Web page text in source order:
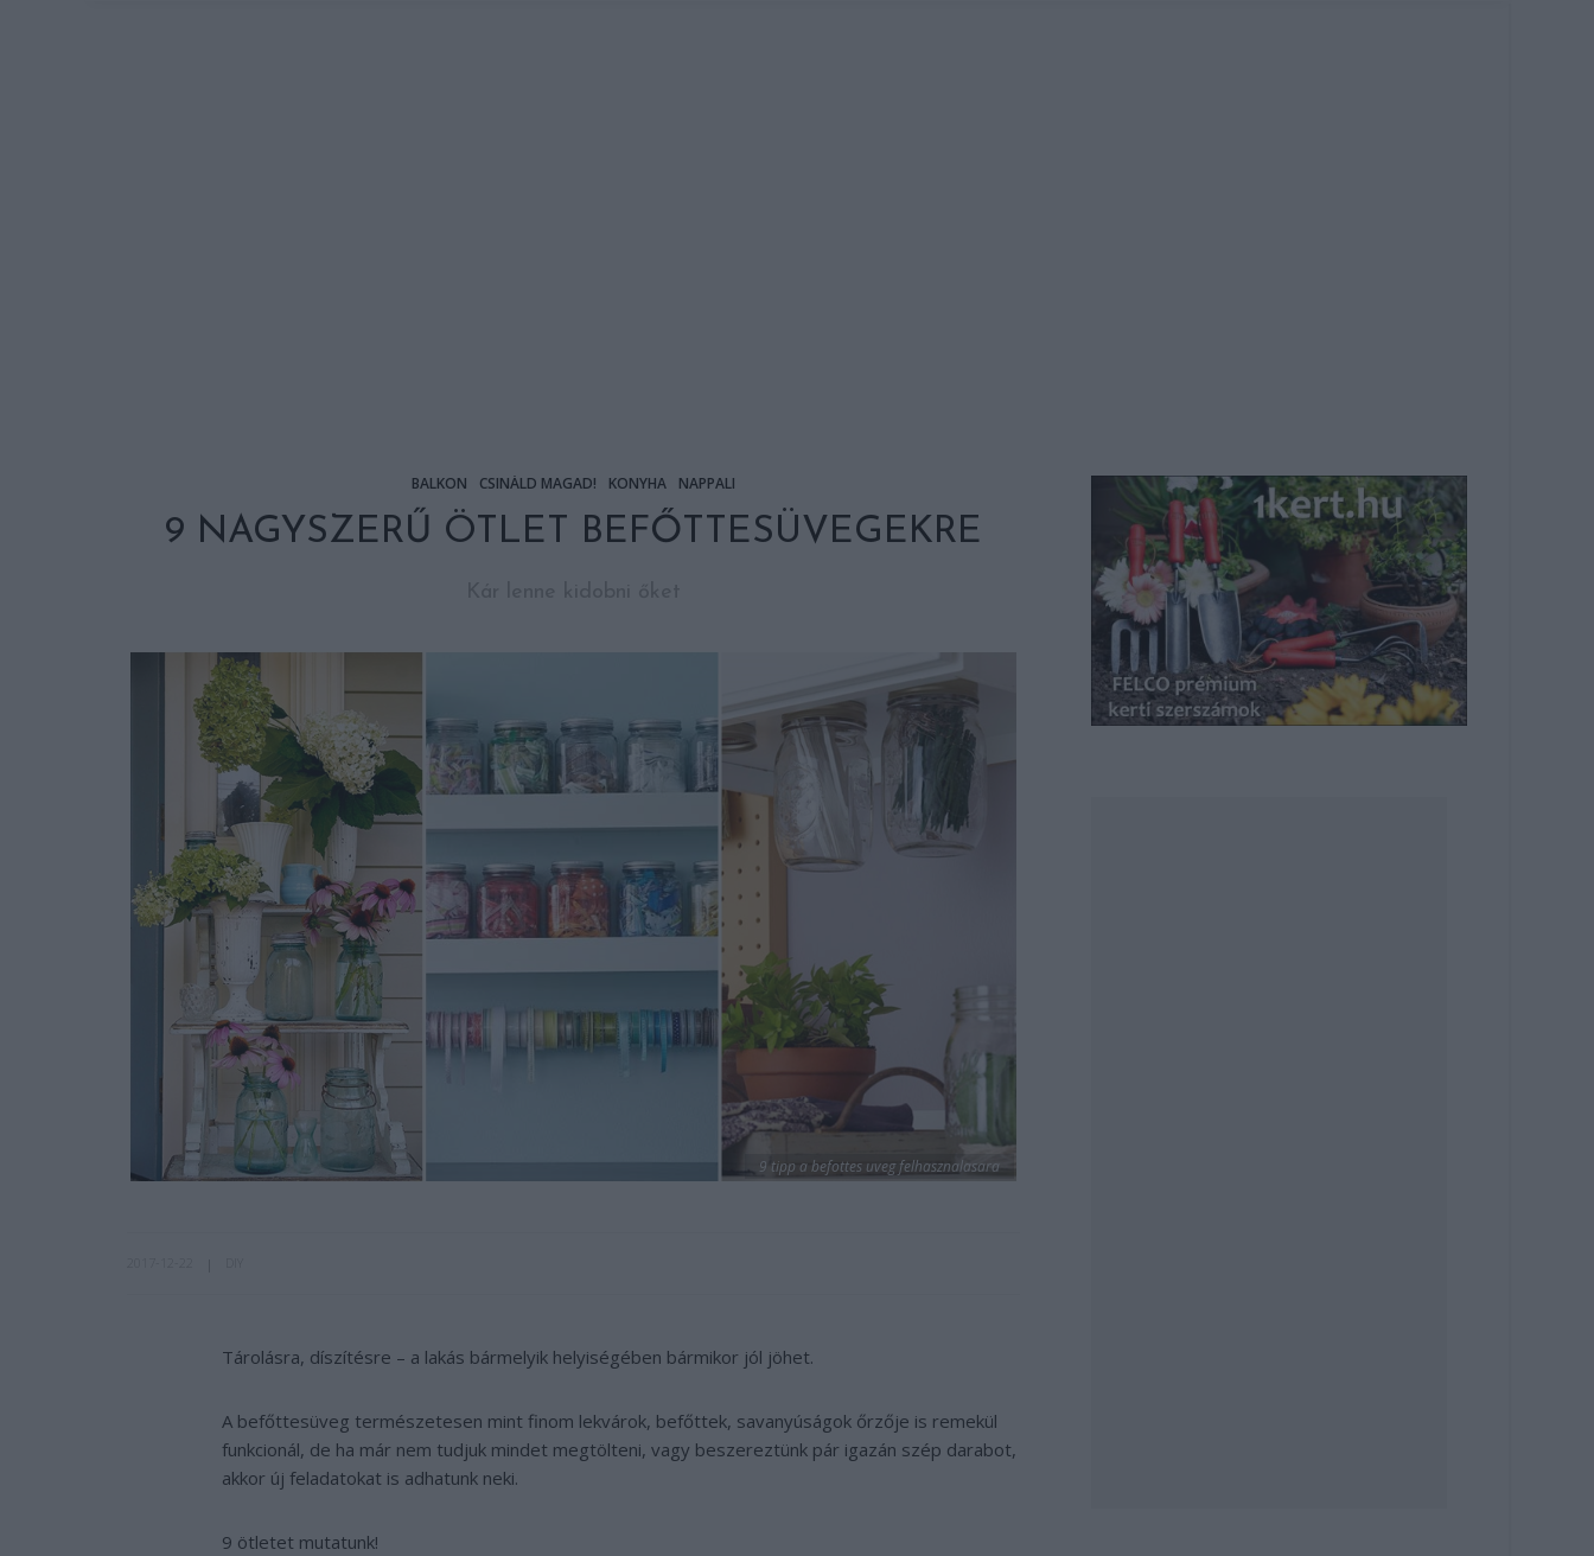
BALKON CSINÁLD MAGAD! KONYHA NAPPALI
9 NAGYSZERŰ ÖTLET BEFŐTTESÜVEGEKRE
9 tipp a befottes uveg felhasznalasara
Tárolásra, díszítésre – a lakás bármelyik helyiségében bármikor jól jöhet.
A befőttesüveg természetesen mint finom lekvárok, befőttek, savanyúságok őrzője is remekül
funkcionál, de ha már nem tudjuk mindet megtölteni, vagy beszereztünk pár igazán szép darabot,
akkor új feladatokat is adhatunk neki.
9 ötletet mutatunk!